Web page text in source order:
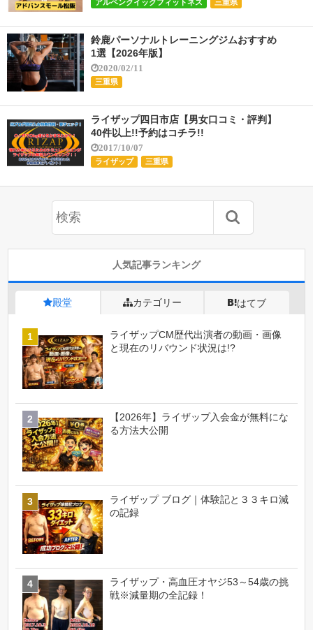
アルペンクイックフィットネス 三重県
鈴鹿パーソナルトレーニングジムおすすめ
1選【2026年版】
2020/02/11
三重県
ライザップ四日市店【男女口コミ・評判】
40件以上!!予約はコチラ!!
2017/10/07
ライザップ 三重県
人気記事ランキング
殿堂 カテゴリー はてブ
ライザップCM歴代出演者の動画・画像
と現在のリバウンド状況は!?
【2026年】ライザップ入会金が無料にな
る方法大公開
ライザップ ブログ｜体験記と３３キロ減
の記録
ライザップ・高血圧オヤジ53～54歳の挑
戦※減量期の全記録！